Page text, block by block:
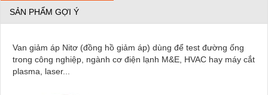
SẢN PHẨM GỢI Ý
Van giảm áp Nitơ (đồng hồ giảm áp) dùng để test đường ống
trong công nghiệp, ngành cơ điện lạnh M&E, HVAC hay máy cắt
plasma, laser...